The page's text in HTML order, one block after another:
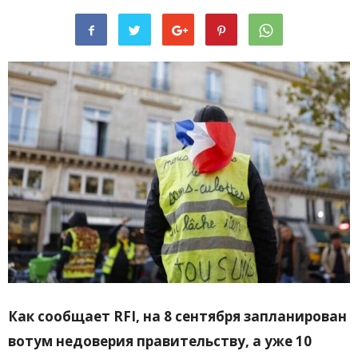
Как сообщает RFI, на 8 сентября запланирован
вотум недоверия правительству, а уже 10